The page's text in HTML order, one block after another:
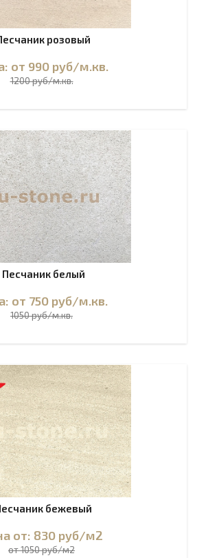
розовый
от 990 руб/м.кв.
1200 руб/м.кв.
Песчаник белый
от 750 руб/м.кв.
1050 руб/м.кв.
бежевый
от: 830 руб/м2
от 1050 руб/м2